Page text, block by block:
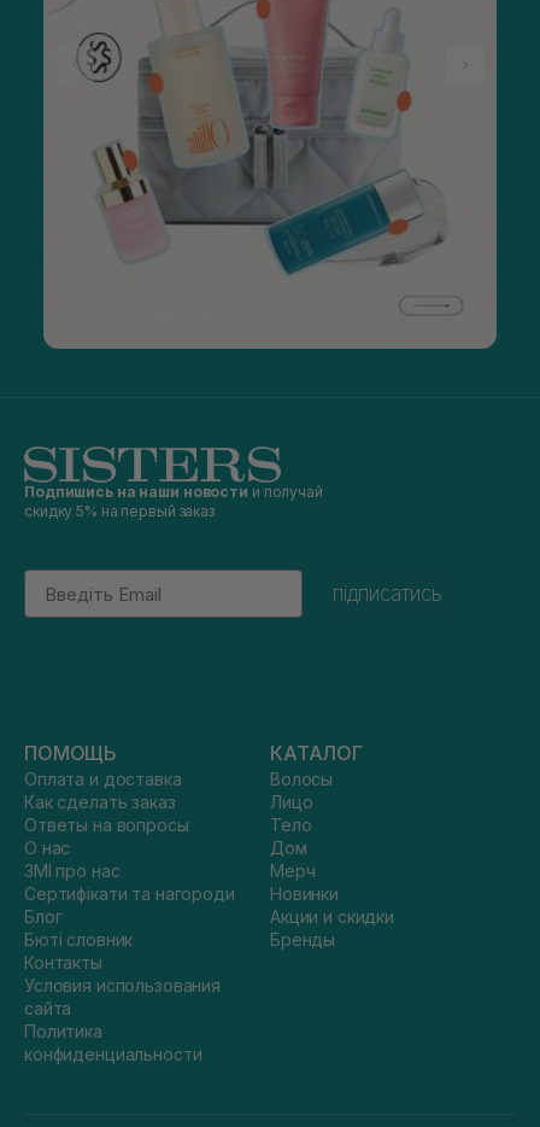
Подпишись на наши новости и получай
скидку 5% на первый заказ
Email
підписатись
ПОМОЩЬ
Оплата и доставка
Как сделать заказ
Ответы на вопросы
О нас
ЗМІ про нас
Сертифікати та нагороди
Блог
Бюті словник
Контакты
Условия использования
сайта
Политика
конфиденциальности
КАТАЛОГ
Волосы
Лицо
Тело
Дом
Мерч
Новинки
Акции и скидки
Бренды